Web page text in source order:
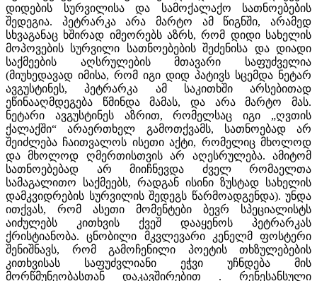
დიდების სურვილისა და სამოქალაქო სათნოებების
შედეგია. პეტრარკა არა მარტო ამ წიგნში, არამედ
სხვაგანაც ხშირად იმეორებს აზრს, რომ დიდი სახელის
მოპოვების სურვილი სათნოებების შეძენისა და დიადი
საქმეების აღსრულების მთავარი საფუძველია
(მიუხედავად იმისა, რომ იგი დიდ პატივს სცემდა ნეტარ
ავგუსტინეს, პეტრარკა ამ საკითხში არსებითად
ეწინააღმდეგება წმინდა მამას, და არა მარტო მას.
ნეტარი ავგუსტინეს აზრით, რომელსაც იგი „ღვთის
ქალაქში“ არაერთხელ გამოთქვამს, სათნოებად არ
შეიძლება ჩაითვალოს ისეთი აქტი, რომელიც მხოლოდ
და მხოლოდ ღმერთისთვის არ აღესრულება. ამიტომ
სათნოებებად არ მიიჩნევდა ძველ რომაელთა
სამაგალითო საქმეებს, რადგან ისინი ზუსტად სახელის
დამკვიდრების სურვილის შედეგს წარმოადგენდა). უნდა
ითქვას, რომ ასეთი მომენტები ბევრ სპეციალისტს
აიძულებს კითხვის ქვეშ დააყენოს პეტრარკას
ქრისტიანობა. ცნობილი მკვლევარი კენელმ ფოსტერი
შენიშნავს, რომ გამოჩენილი პოეტის თხზულებების
კითხვისას საფუძვლიანი ეჭვი უჩნდება მის
მორწმუნეობასთან დაკავშირებით . რენესანსული